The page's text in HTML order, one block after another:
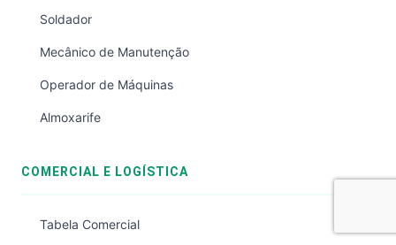
Soldador
Mecânico de Manutenção
Operador de Máquinas
Almoxarife
COMERCIAL E LOGÍSTICA
Tabela Comercial